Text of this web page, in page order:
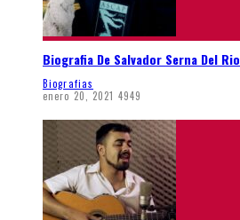
Biografia De Salvador Serna Del Rio
Biografias
enero 20, 2021 4949